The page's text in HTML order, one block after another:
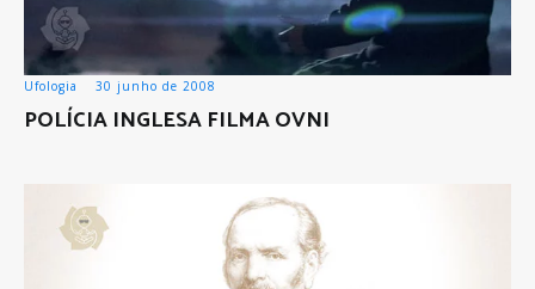
Ufologia 30 junho de 2008
POLÍCIA INGLESA FILMA OVNI